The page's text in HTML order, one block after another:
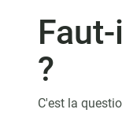
?
C'est la